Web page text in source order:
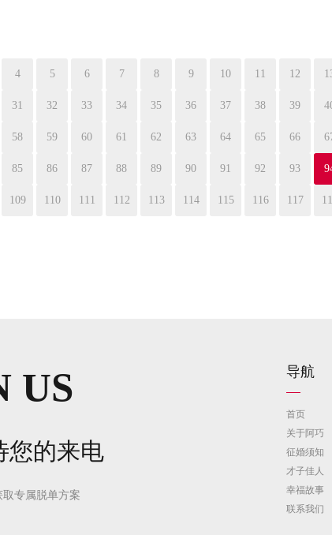
4 5 6 7 8 9 10 11 12
31 32 33 34 35 36 37 38 39
58 59 60 61 62 63 64 65 66
85 86 87 88 89 90 91 92 93
109 110 111 112 113 114 115 116 117
US
您的来电
专属脱单方案
导航
首页
关于阿巧
征婚须知
才子佳人
幸福故事
联系我们